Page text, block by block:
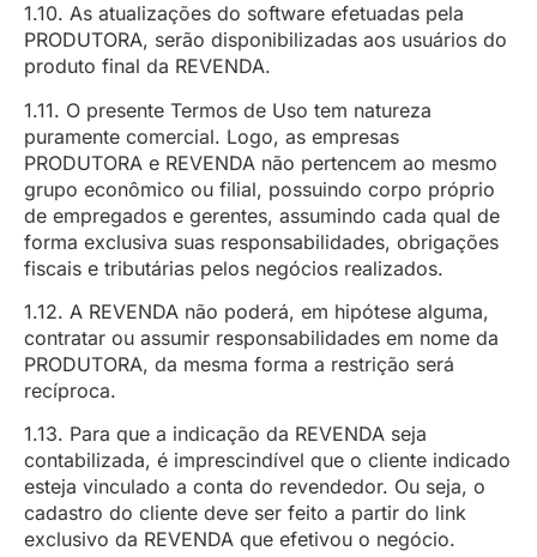
1.10. As atualizações do software efetuadas pela
PRODUTORA, serão disponibilizadas aos usuários do
produto final da REVENDA.
1.11. O presente Termos de Uso tem natureza
puramente comercial. Logo, as empresas
PRODUTORA e REVENDA não pertencem ao mesmo
grupo econômico ou filial, possuindo corpo próprio
de empregados e gerentes, assumindo cada qual de
forma exclusiva suas responsabilidades, obrigações
fiscais e tributárias pelos negócios realizados.
1.12. A REVENDA não poderá, em hipótese alguma,
contratar ou assumir responsabilidades em nome da
PRODUTORA, da mesma forma a restrição será
recíproca.
1.13. Para que a indicação da REVENDA seja
contabilizada, é imprescindível que o cliente indicado
esteja vinculado a conta do revendedor. Ou seja, o
cadastro do cliente deve ser feito a partir do link
exclusivo da REVENDA que efetivou o negócio.